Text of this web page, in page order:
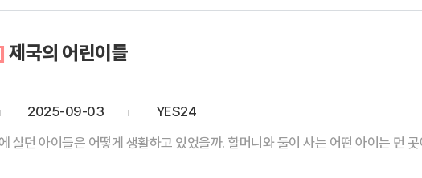
제국의 어린이들
2025-09-03
YES24
살던 아이들은 어떻게 생활하고 있었을까. 할머니와 둘이 사는 어떤 아이는 먼